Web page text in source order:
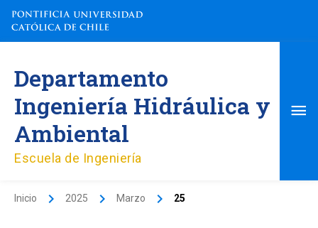
contenido
Departamento
Ingeniería Hidráulica y
Ambiental
Escuela de Ingeniería
Inicio 2025 Marzo 25